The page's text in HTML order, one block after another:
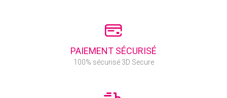
PAIEMENT SÉCURISÉ
100% sécurisé 3D Secure